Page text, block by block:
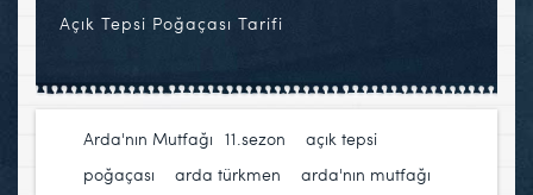
Açık Tepsi Poğaçası Tarifi
Arda'nın Mutfağı 11.sezon
açık tepsi
poğaçası
arda türkmen arda'nın mutfağı